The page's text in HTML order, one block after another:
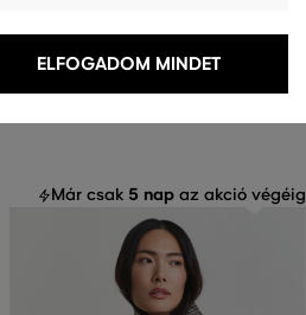
S, M, L, XL
Már csak 5 napaz akció végéig
ELFOGADOM MINDET